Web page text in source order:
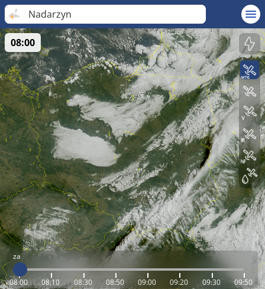
Nadarzyn
za
08:00 08:10 08:30 08:50 09:00 09:20 09:30 09:50
08:00